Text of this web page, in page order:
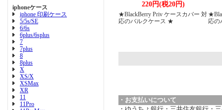
iphoneケース
iphone 印刷ケース
5/5s/SE
6/6s
6plus/6splus
7
7plus
8
8plus
X
XS/X
XSMax
XR
11
11Pro
220円(税20円)
★BlackBerry Priv ケースカバー 対
応のバルクケース ★
応
・お支払いについて